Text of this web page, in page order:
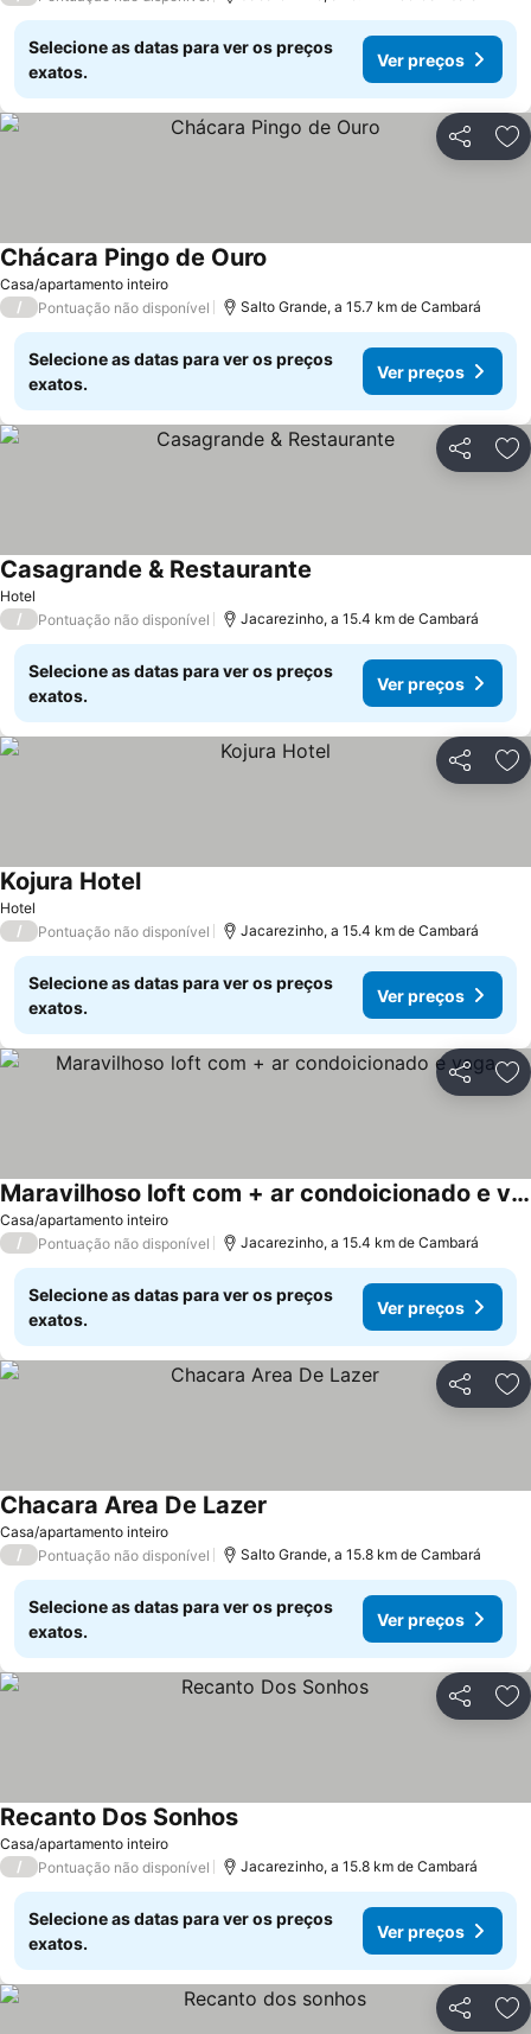
Selecione as datas para ver os preços
exatos.
Ver preços
Partilhar
Casa/apartamento inteiro
Chácara Pingo de Ouro
/ Pontuação não disponível Salto Grande, a 15.7 km de Cambará
Selecione as datas para ver os preços
exatos.
Ver preços
Partilhar
Hotel
Casagrande & Restaurante
/ Pontuação não disponível Jacarezinho, a 15.4 km de Cambará
Selecione as datas para ver os preços
exatos.
Ver preços
Partilhar
Hotel
Kojura Hotel
/ Pontuação não disponível Jacarezinho, a 15.4 km de Cambará
Selecione as datas para ver os preços
exatos.
Ver preços
Partilhar
Casa/apartamento inteiro
Maravilhoso loft com + ar condoicionado e vaga
/ Pontuação não disponível Jacarezinho, a 15.4 km de Cambará
Selecione as datas para ver os preços
exatos.
Ver preços
Partilhar
Casa/apartamento inteiro
Chacara Area De Lazer
/ Pontuação não disponível Salto Grande, a 15.8 km de Cambará
Selecione as datas para ver os preços
exatos.
Ver preços
Partilhar
Casa/apartamento inteiro
Recanto Dos Sonhos
/ Pontuação não disponível Jacarezinho, a 15.8 km de Cambará
Selecione as datas para ver os preços
exatos.
Ver preços
Partilhar